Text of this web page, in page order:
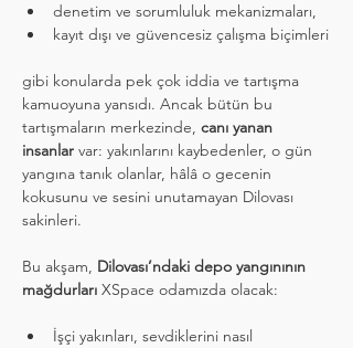
denetim ve sorumluluk mekanizmaları,
kayıt dışı ve güvencesiz çalışma biçimleri
gibi konularda pek çok iddia ve tartışma
kamuoyuna yansıdı. Ancak bütün bu
tartışmaların merkezinde, canı yanan
insanlar var: yakınlarını kaybedenler, o gün
yangına tanık olanlar, hâlâ o gecenin
kokusunu ve sesini unutamayan Dilovası
sakinleri.
Bu akşam, Dilovası’ndaki depo yangınının
mağdurları XSpace odamızda olacak:
İşçi yakınları, sevdiklerini nasıl